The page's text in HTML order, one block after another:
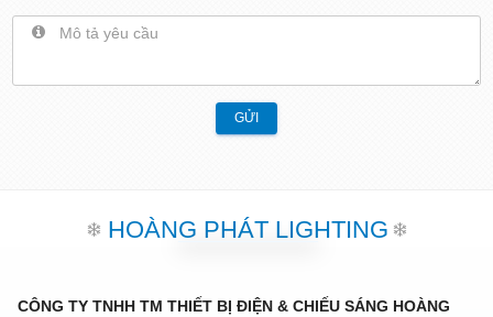
GỬI
HOÀNG PHÁT LIGHTING
CÔNG TY TNHH TM THIẾT BỊ ĐIỆN & CHIẾU SÁNG HOÀNG